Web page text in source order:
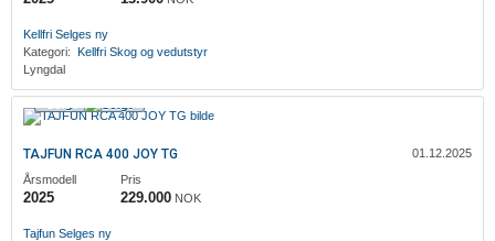
Kellfri Selges ny
Kategori: Kellfri Skog og vedutstyr
Lyngdal
TAJFUN RCA 400 JOY TG
01.12.2025
Årsmodell
2025
Pris
229.000 NOK
Tajfun Selges ny